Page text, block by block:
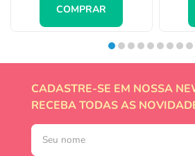
COMPRAR
CADASTRE-SE EM NOSSA
RECEBA TODAS AS